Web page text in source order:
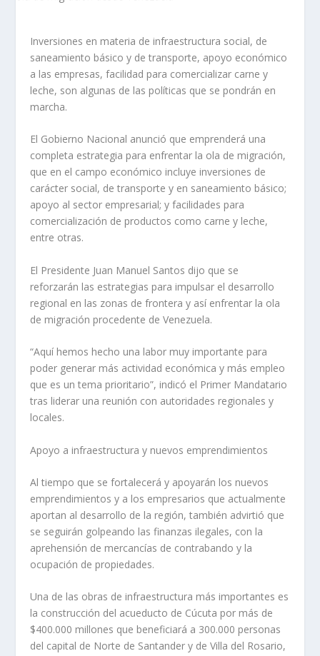
Inversiones en materia de infraestructura social, de
saneamiento básico y de transporte, apoyo económico
a las empresas, facilidad para comercializar carne y
leche, son algunas de las políticas que se pondrán en
marcha.
El Gobierno Nacional anunció que emprenderá una
completa estrategia para enfrentar la ola de migración,
que en el campo económico incluye inversiones de
carácter social, de transporte y en saneamiento básico;
apoyo al sector empresarial; y facilidades para
comercialización de productos como carne y leche,
entre otras.
El Presidente Juan Manuel Santos dijo que se
reforzarán las estrategias para impulsar el desarrollo
regional en las zonas de frontera y así enfrentar la ola
de migración procedente de Venezuela.
“Aquí hemos hecho una labor muy importante para
poder generar más actividad económica y más empleo
que es un tema prioritario”, indicó el Primer Mandatario
tras liderar una reunión con autoridades regionales y
locales.
Apoyo a infraestructura y nuevos emprendimientos
Al tiempo que se fortalecerá y apoyarán los nuevos
emprendimientos y a los empresarios que actualmente
aportan al desarrollo de la región, también advirtió que
se seguirán golpeando las finanzas ilegales, con la
aprehensión de mercancías de contrabando y la
ocupación de propiedades.
Una de las obras de infraestructura más importantes es
la construcción del acueducto de Cúcuta por más de
$400.000 millones que beneficiará a 300.000 personas
del capital de Norte de Santander y de Villa del Rosario,